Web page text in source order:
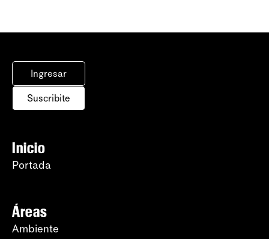
Ingresar
Suscribite
Inicio
Portada
Áreas
Ambiente